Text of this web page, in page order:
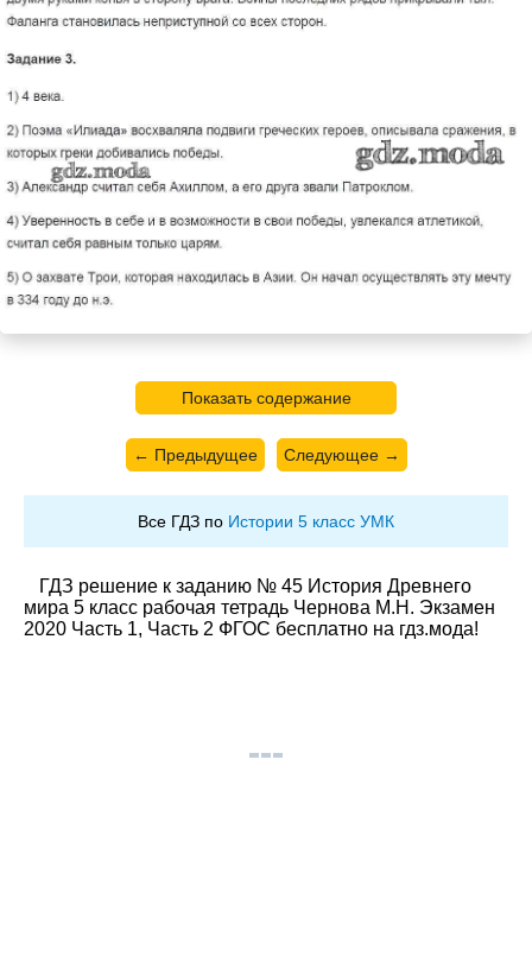
Показать содержание
← Предыдущее Следующее →
Все ГДЗ по Истории 5 класс УМК
ГДЗ решение к заданию № 45 История Древнего
мира 5 класс рабочая тетрадь Чернова М.Н. Экзамен
2020 Часть 1, Часть 2 ФГОС бесплатно на гдз.мода!